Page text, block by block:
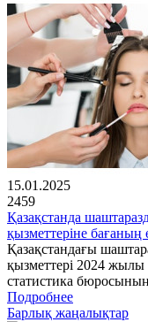
15.01.2025
2459
Қазақстанда
қызметтеріне бағаның
Қазақстандағы
қызметтері 2024
статистика
Подробнее
Барлық жаңалықтар